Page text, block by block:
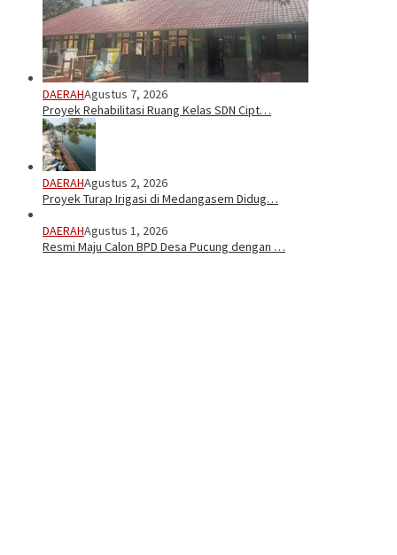
DAERAHAgustus 7, 2026
Proyek Rehabilitasi Ruang Kelas SDN Cipt…
DAERAHAgustus 2, 2026
Proyek Turap Irigasi di Medangasem Didug…
DAERAHAgustus 1, 2026
Resmi Maju Calon BPD Desa Pucung dengan …